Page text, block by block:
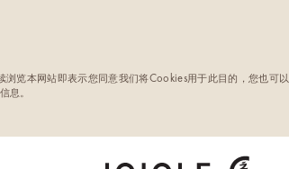
览本网站即表示您同意我们将Cookies用于此目的，您也可以
息。